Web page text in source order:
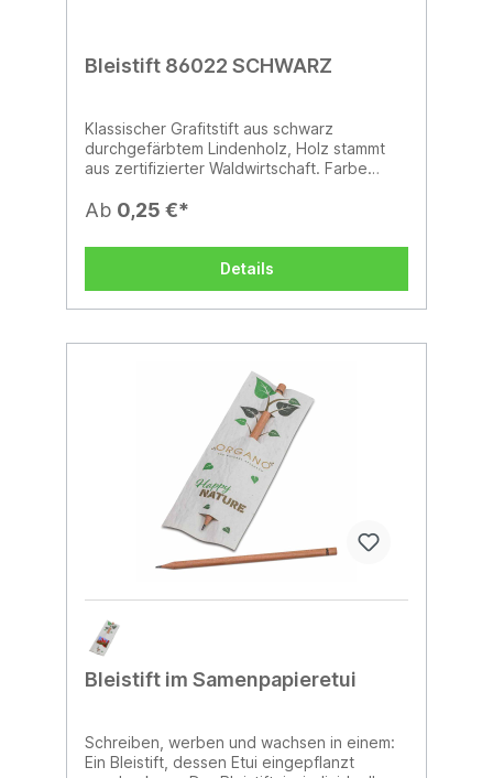
Bleistift 86022 SCHWARZ
Klassischer Grafitstift aus schwarz
durchgefärbtem Lindenholz, Holz stammt
aus zertifizierter Waldwirtschaft. Farbe
Ab 0,25 €*
Details
Bleistift im Samenpapieretui
Schreiben, werben und wachsen in einem:
Ein Bleistift, dessen Etui eingepflanzt